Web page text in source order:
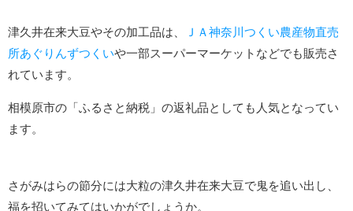
津久井在来大豆やその加工品は、
ＪＡ神奈川つくい農産物直売
所あぐりんずつくいや一部スーパーマーケットなどでも販売さ
れています。
相模原市の「ふるさと納税」の返礼品としても人気となってい
ます。
さがみはらの節分には大粒の津久井在来大豆で鬼を追い出し、
福を招いてみてはいかがでしょうか。